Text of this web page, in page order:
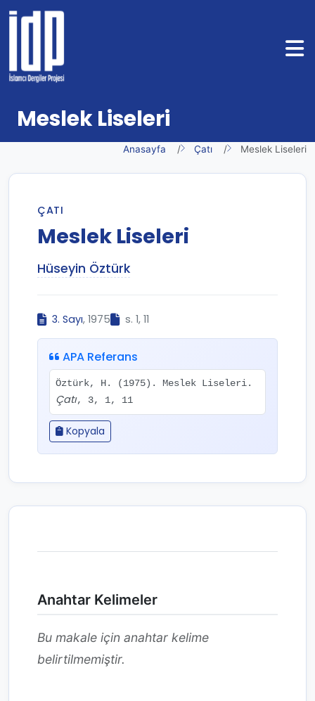
Meslek Liseleri
Anasayfa Çatı Meslek Liseleri
ÇATI
Meslek Liseleri
Hüseyin Öztürk
3. Sayı, 1975 s. 1, 11
APA Referans
Öztürk, H. (1975). Meslek Liseleri.
Çatı, 3, 1, 11
Kopyala
Anahtar Kelimeler
Bu makale için anahtar kelime
belirtilmemiştir.